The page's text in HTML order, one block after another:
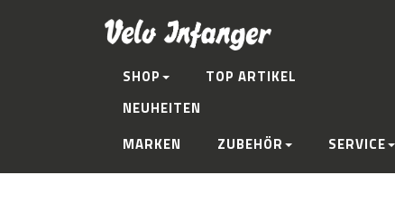
SHOP
TOP ARTIKEL
NEUHEITEN
MARKEN
ZUBEHÖR SERVICE